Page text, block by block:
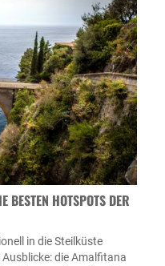
HOTSPOTS DER A
in die Steilküste
die Amalfitana